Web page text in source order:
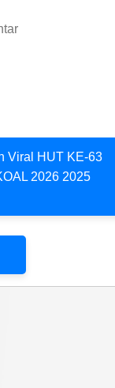
Viral HUT KE-63
2026 2025